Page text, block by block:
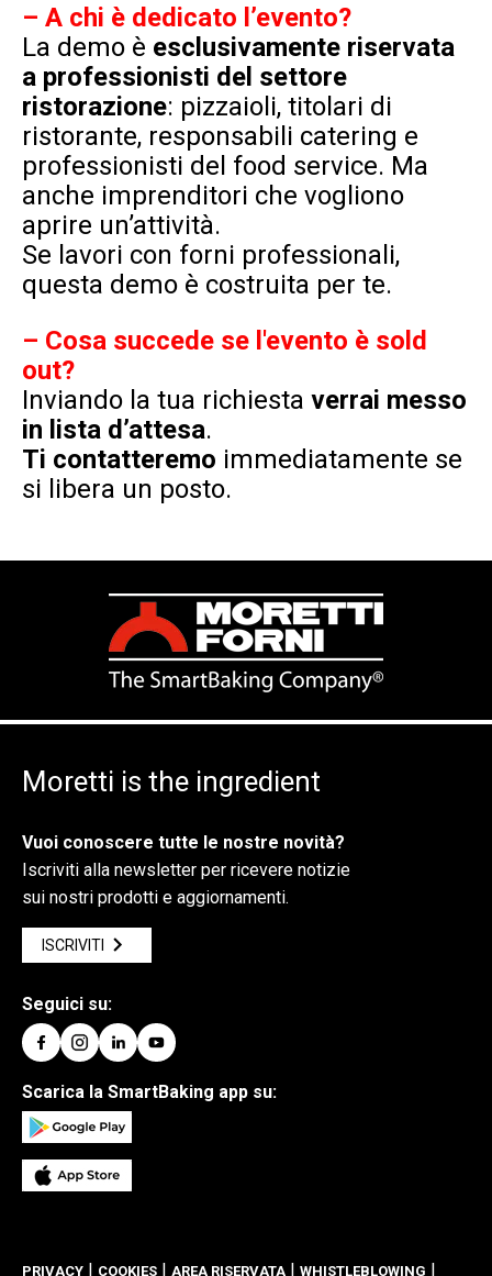
– A chi è dedicato l’evento?
La demo è esclusivamente riservata
a professionisti del settore
ristorazione: pizzaioli, titolari di
ristorante, responsabili catering e
professionisti del food service. Ma
anche imprenditori che vogliono
aprire un’attività.
Se lavori con forni professionali,
questa demo è costruita per te.
– Cosa succede se l'evento è sold
out?
Inviando la tua richiesta verrai messo
in lista d’attesa.
Ti contatteremo immediatamente se
si libera un posto.
Moretti is the ingredient
Vuoi conoscere tutte le nostre novità?
Iscriviti alla newsletter per ricevere notizie
sui nostri prodotti e aggiornamenti.
ISCRIVITI
Seguici su:
Scarica la SmartBaking app su:
PRIVACY | COOKIES | AREA RISERVATA | WHISTLEBLOWING |